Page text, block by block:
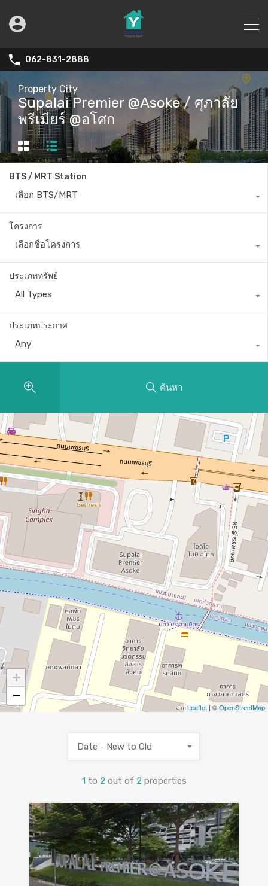
062-831-2888
Property City
Supalai Premier @Asoke / ศุภาลัย
พรีเมียร์ @อโศก
BTS / MRT Station
เลือก BTS/MRT
โครงการ
เลือกชื่อโครงการ
ประเภททรัพย์
All Types
ประเภทประกาศ
Any
ค้นหา
2
+
−
Leaflet | ©OpenStreetMap
1 to 2 out of 2 properties
Date - New to Old